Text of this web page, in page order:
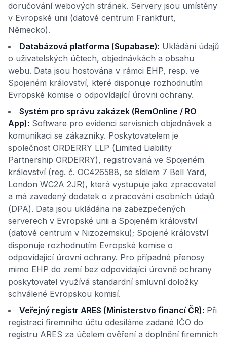
doručování webových stránek. Servery jsou umístěny
v Evropské unii (datové centrum Frankfurt,
Německo).
Databázová platforma (Supabase): Ukládání údajů
o uživatelských účtech, objednávkách a obsahu
webu. Data jsou hostována v rámci EHP, resp. ve
Spojeném království, které disponuje rozhodnutím
Evropské komise o odpovídající úrovni ochrany.
Systém pro správu zakázek (RemOnline / RO
App): Software pro evidenci servisních objednávek a
komunikaci se zákazníky. Poskytovatelem je
společnost ORDERRY LLP (Limited Liability
Partnership ORDERRY), registrovaná ve Spojeném
království (reg. č. OC426588, se sídlem 7 Bell Yard,
London WC2A 2JR), která vystupuje jako zpracovatel
a má zavedený dodatek o zpracování osobních údajů
(DPA). Data jsou ukládána na zabezpečených
serverech v Evropské unii a Spojeném království
(datové centrum v Nizozemsku); Spojené království
disponuje rozhodnutím Evropské komise o
odpovídající úrovni ochrany. Pro případné přenosy
mimo EHP do zemí bez odpovídající úrovně ochrany
poskytovatel využívá standardní smluvní doložky
schválené Evropskou komisí.
Veřejný registr ARES (Ministerstvo financí ČR): Při
registraci firemního účtu odesíláme zadané IČO do
registru ARES za účelem ověření a doplnění firemních